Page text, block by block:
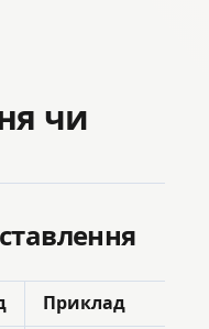
чи
Приклад